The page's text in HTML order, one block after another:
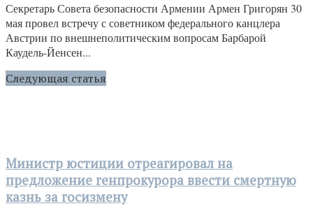
Секретарь Совета безопасности Армении Армен Григорян 30
мая провел встречу с советником федерального канцлера
Австрии по внешнеполитическим вопросам Барбарой
Каудель-Йенсен...
Следующая статья
Министр юстиции отреагировал на
предложение генпрокурора ввести смертную
казнь за госизмену